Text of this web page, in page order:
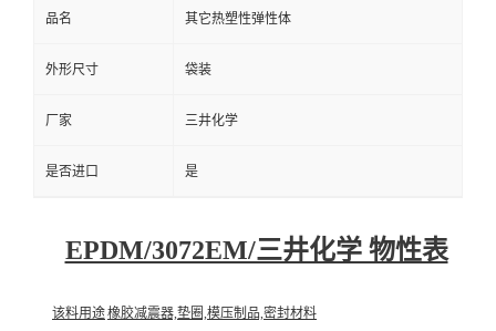
品名 其它热塑性弹性体
外形尺寸 袋装
厂家 三井化学
是否进口 是
EPDM/3072EM/三井化学 物性表
该料用途橡胶减震器,垫圈,模压制品,密封材料